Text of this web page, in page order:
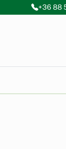
+36 88